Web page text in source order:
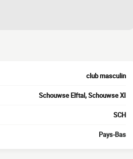
club masculin
Schouwse Elftal, Schouwse XI
SCH
Pays-Bas